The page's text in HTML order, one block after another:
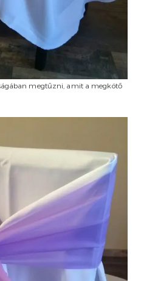
megtűzni, amit a megkötő